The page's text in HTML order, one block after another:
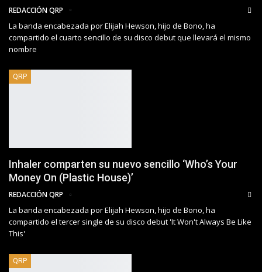
REDACCIÓN QRP
La banda encabezada por Elijah Hewson, hijo de Bono, ha
compartido el cuarto sencillo de su disco debut que llevará el mismo
nombre
QRP
Inhaler comparten su nuevo sencillo ‘Who’s Your
Money On (Plastic House)’
REDACCIÓN QRP
La banda encabezada por Elijah Hewson, hijo de Bono, ha
compartido el tercer single de su disco debut 'It Won't Always Be Like
This'
QRP